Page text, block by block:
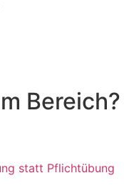
Bereich?
statt Pflichtübung